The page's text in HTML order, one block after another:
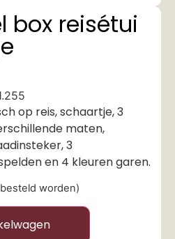
box reisétui
op reis, schaartje, 3
maten,
3
en 4 kleuren garen.
worden)